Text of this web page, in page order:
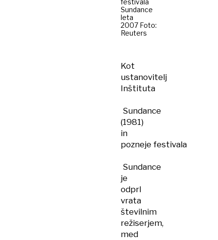
festivala
Sundance
leta
2007 Foto:
Reuters
Kot
ustanovitelj
Inštituta
Sundance
(1981)
in
pozneje festivala
Sundance
je
odprl
vrata
številnim
režiserjem,
med